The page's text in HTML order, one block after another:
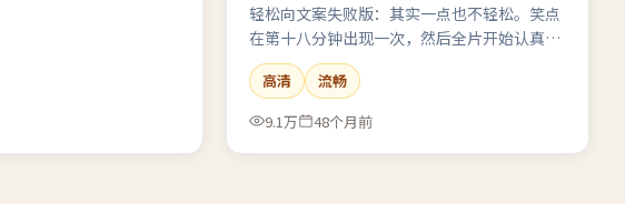
轻松向文案失败版：其实一点也不轻松。笑点
在第十八分钟出现一次，然后全片开始认真搞
事情。
高清
流畅
9.1万
48个月前